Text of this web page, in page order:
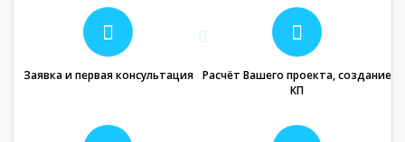
Заявка и первая консультация
Расчёт Вашего проекта, создание
КП